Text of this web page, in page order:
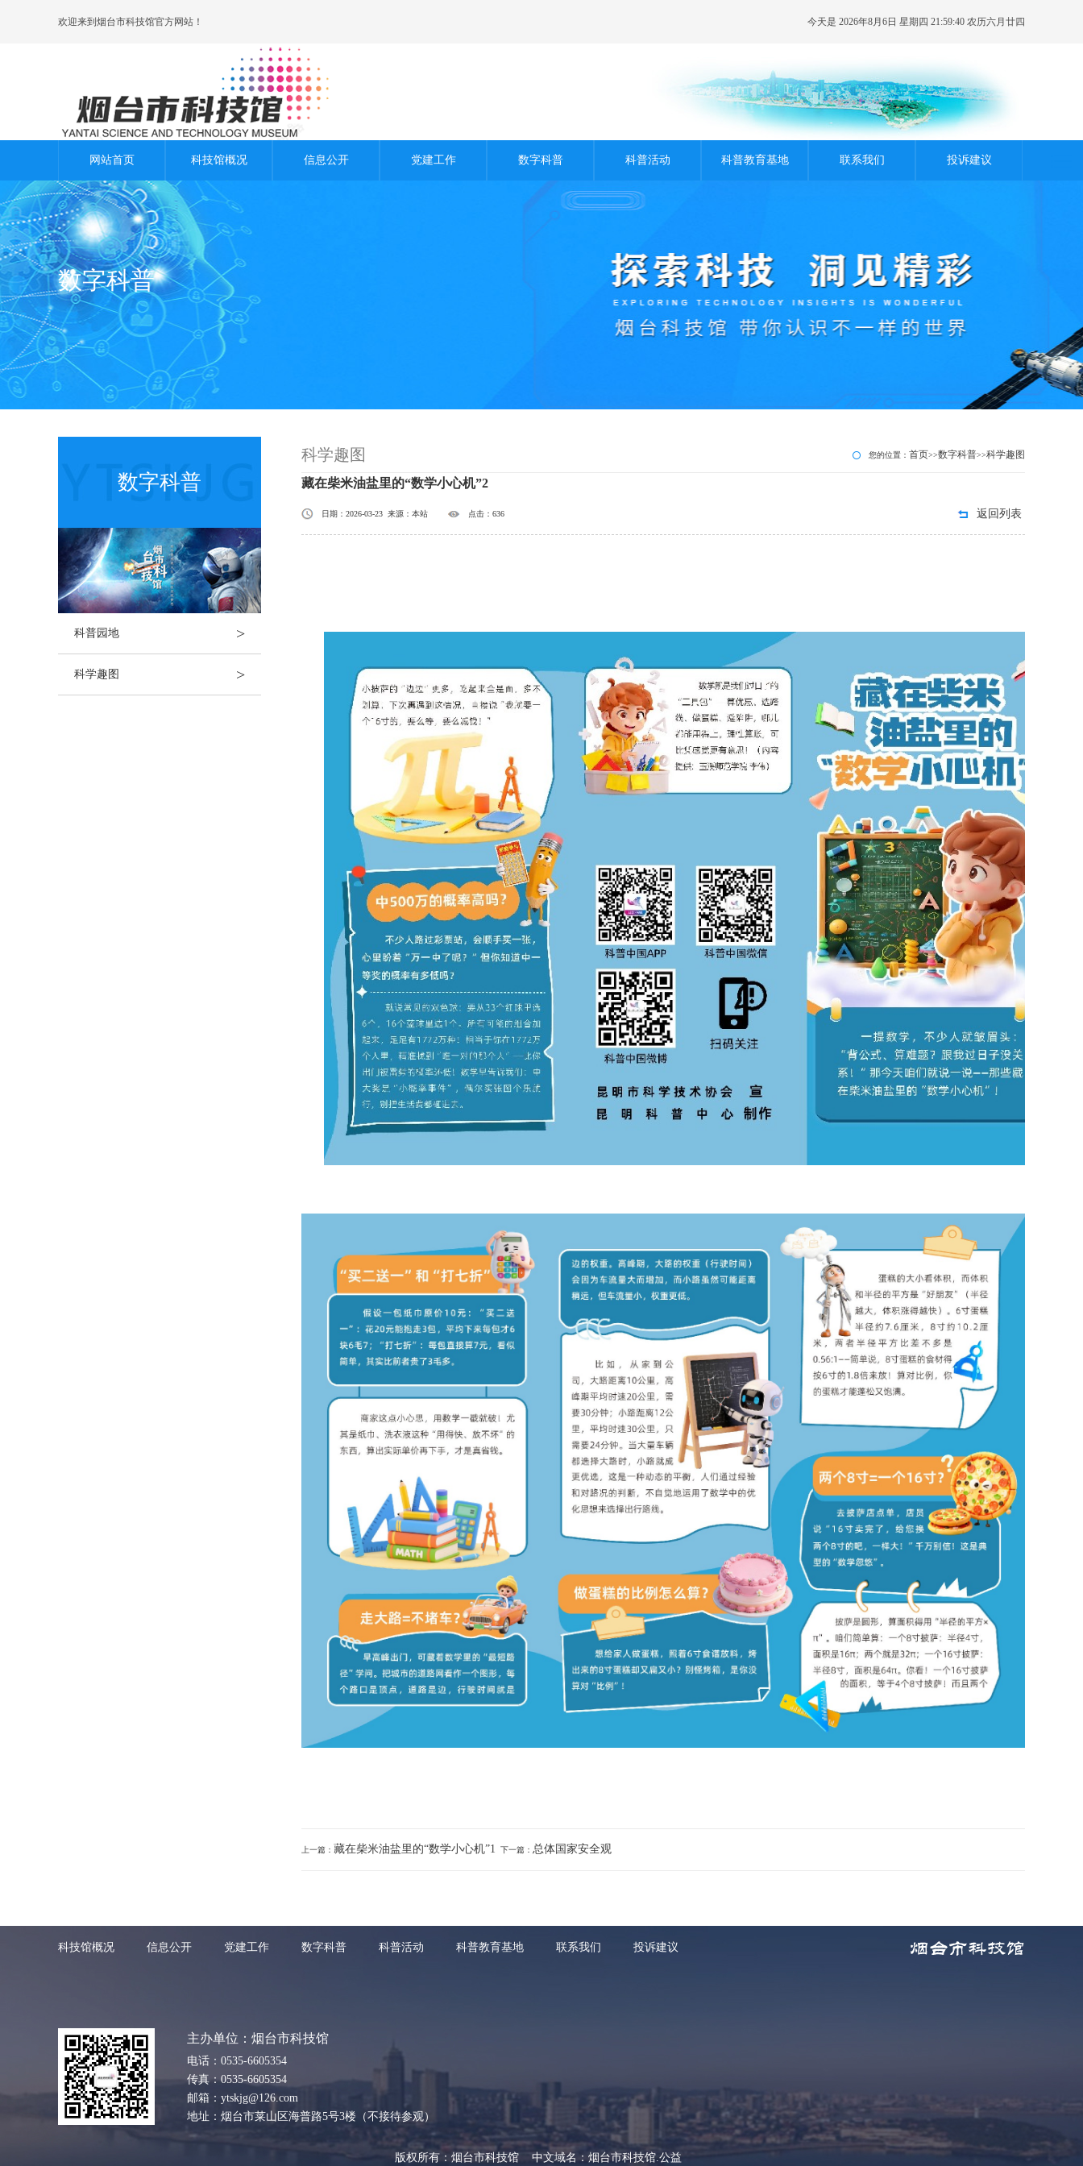
欢迎来到烟台市科技馆官方网站！ 今天是 2026年8月6日 星期四 21:59:41 农历六月廿四
网站首页 科技馆概况 信息公开 党建工作 数字科普 科普活动 科普教育基地 联系我们 投诉建议
数字科普
数字科普
科普园地 >
科学趣图 >
科学趣图 您的位置： 首页>>数字科普>>科学趣图
藏在柴米油盐里的“数学小心机”2
日期：2026-03-23 来源：本站 点击：636 返回列表
上一篇： 藏在柴米油盐里的“数学小心机”1 下一篇： 总体国家安全观
科技馆概况 信息公开 党建工作 数字科普 科普活动 科普教育基地 联系我们 投诉建议
主办单位：烟台市科技馆
电话：0535-6605354
传真：0535-6605354
邮箱：ytskjg@126.com
地址：烟台市莱山区海普路5号3楼（不接待参观）
版权所有：烟台市科技馆 中文域名：烟台市科技馆.公益